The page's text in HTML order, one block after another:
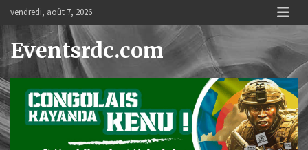
content
vendredi, août 7, 2026
Eventsrdc.com